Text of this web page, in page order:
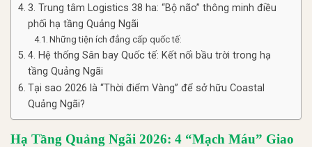
3. Trung tâm Logistics 38 ha: “Bộ não” thông minh điều
phối hạ tầng Quảng Ngãi
Những tiện ích đẳng cấp quốc tế:
4. Hệ thống Sân bay Quốc tế: Kết nối bầu trời trong hạ
tầng Quảng Ngãi
Tại sao 2026 là “Thời điểm Vàng” để sở hữu Coastal
Quảng Ngãi?
Hạ Tầng Quảng Ngãi 2026: 4 “Mạch Máu” Giao